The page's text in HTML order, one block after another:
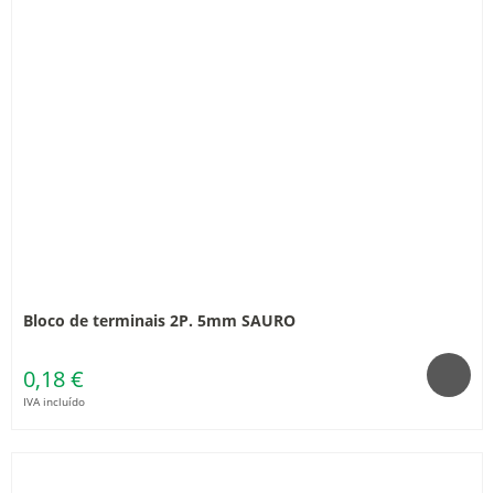
Bloco de terminais 2P. 5mm SAURO
0,18 €
IVA incluído